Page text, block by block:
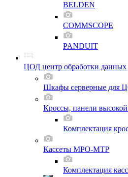
BELDEN
COMMSCOPE
PANDUIT
ЦОД центр обработки данных
Шкафы серверные для
Кроссы, панели
Комплектация
Кассеты MPO-MTP
Комплектация